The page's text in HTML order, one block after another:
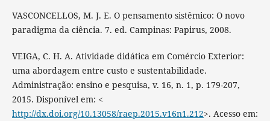
VASCONCELLOS, M. J. E. O pensamento sistêmico: O novo
paradigma da ciência. 7. ed. Campinas: Papirus, 2008.
VEIGA, C. H. A. Atividade didática em Comércio Exterior:
uma abordagem entre custo e sustentabilidade.
Administração: ensino e pesquisa, v. 16, n. 1, p. 179-207,
2015. Disponível em: <
http://dx.doi.org/10.13058/raep.2015.v16n1.212>. Acesso em: